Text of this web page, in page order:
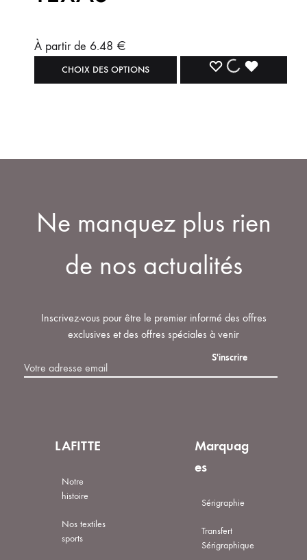
À partir de 6.48 €
CHOIX DES OPTIONS
Ne manquez plus rien
de nos actualités
Inscrivez-vous pour être le premier informé des offres
exclusives et des offres spéciales à venir
LAFITTE
Notre
histoire
Nos textiles
sports
Marquag
es
Sérigraphie
Transfert
Sérigraphique